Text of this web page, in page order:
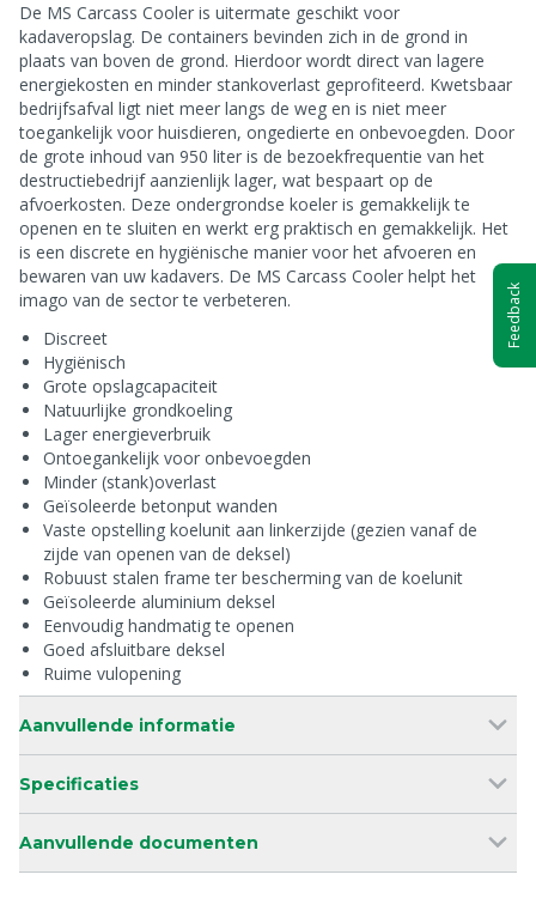
De MS Carcass Cooler is uitermate geschikt voor
kadaveropslag. De containers bevinden zich in de grond in
plaats van boven de grond. Hierdoor wordt direct van lagere
energiekosten en minder stankoverlast geprofiteerd. Kwetsbaar
bedrijfsafval ligt niet meer langs de weg en is niet meer
toegankelijk voor huisdieren, ongedierte en onbevoegden. Door
de grote inhoud van 950 liter is de bezoekfrequentie van het
destructiebedrijf aanzienlijk lager, wat bespaart op de
afvoerkosten. Deze ondergrondse koeler is gemakkelijk te
openen en te sluiten en werkt erg praktisch en gemakkelijk. Het
is een discrete en hygiënische manier voor het afvoeren en
bewaren van uw kadavers. De MS Carcass Cooler helpt het
imago van de sector te verbeteren.
Discreet
Hygiënisch
Grote opslagcapaciteit
Natuurlijke grondkoeling
Lager energieverbruik
Ontoegankelijk voor onbevoegden
Minder (stank)overlast
Geïsoleerde betonput wanden
Vaste opstelling koelunit aan linkerzijde (gezien vanaf de
zijde van openen van de deksel)
Robuust stalen frame ter bescherming van de koelunit
Geïsoleerde aluminium deksel
Eenvoudig handmatig te openen
Goed afsluitbare deksel
Ruime vulopening
Aanvullende informatie
Specificaties
Aanvullende documenten
Feedback